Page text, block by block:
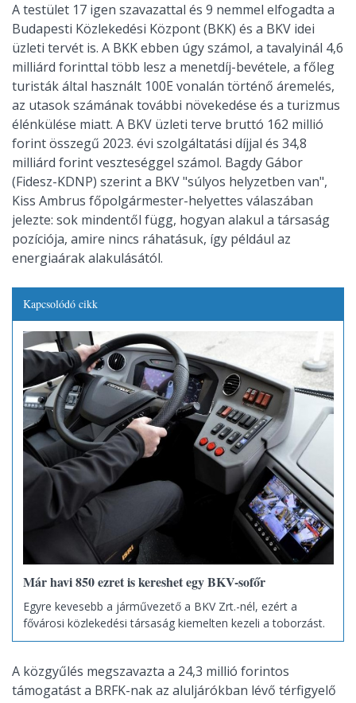
A testület 17 igen szavazattal és 9 nemmel elfogadta a
Budapesti Közlekedési Központ (BKK) és a BKV idei
üzleti tervét is. A BKK ebben úgy számol, a tavalyinál 4,6
milliárd forinttal több lesz a menetdíj-bevétele, a főleg
turisták által használt 100E vonalán történő áremelés,
az utasok számának további növekedése és a turizmus
élénkülése miatt. A BKV üzleti terve bruttó 162 millió
forint összegű 2023. évi szolgáltatási díjjal és 34,8
milliárd forint veszteséggel számol. Bagdy Gábor
(Fidesz-KDNP) szerint a BKV "súlyos helyzetben van",
Kiss Ambrus főpolgármester-helyettes válaszában
jelezte: sok mindentől függ, hogyan alakul a társaság
pozíciója, amire nincs ráhatásuk, így például az
energiaárak alakulásától.
Kapcsolódó cikk
Már havi 850 ezret is kereshet egy BKV-sofőr
Egyre kevesebb a járművezető a BKV Zrt.-nél, ezért a
fővárosi közlekedési társaság kiemelten kezeli a toborzást.
A közgyűlés megszavazta a 24,3 millió forintos
támogatást a BRFK-nak az aluljárókban lévő térfigyelő